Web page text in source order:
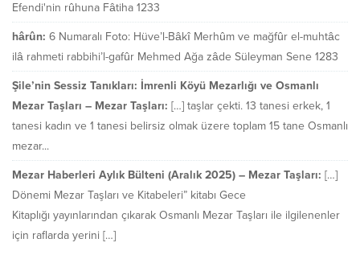
Efendi'nin rûhuna Fâtiha 1233
hârûn: 6 Numaralı Foto: Hüve’l-Bâkî Merhûm ve mağfûr el-muhtâc
ilâ rahmeti rabbihi’l-gafûr Mehmed Ağa zâde Süleyman Sene 1283
Şile’nin Sessiz Tanıkları: İmrenli Köyü Mezarlığı ve Osmanlı
Mezar Taşları – Mezar Taşları: […] taşlar çekti. 13 tanesi erkek, 1
tanesi kadın ve 1 tanesi belirsiz olmak üzere toplam 15 tane Osmanlı
mezar...
Mezar Haberleri Aylık Bülteni (Aralık 2025) – Mezar Taşları: […]
Dönemi Mezar Taşları ve Kitabeleri” kitabı Gece
Kitaplığı yayınlarından çıkarak Osmanlı Mezar Taşları ile ilgilenenler
için raflarda yerini […]